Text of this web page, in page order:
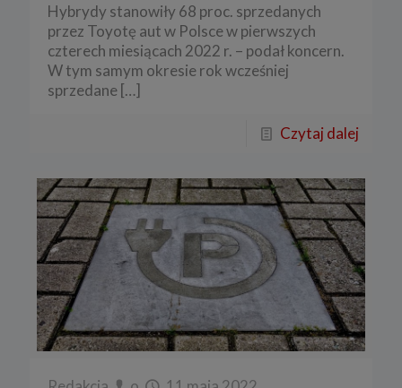
Hybrydy stanowiły 68 proc. sprzedanych
przez Toyotę aut w Polsce w pierwszych
czterech miesiącach 2022 r. – podał koncern.
W tym samym okresie rok wcześniej
sprzedane […]
Czytaj dalej